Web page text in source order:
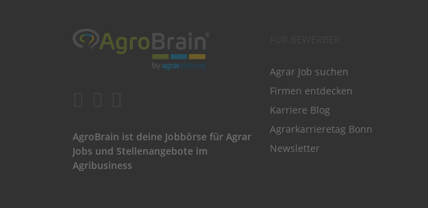
AgroBrain ist deine Jobbörse für Agrar
Jobs und Stellenangebote im
Agribusiness
Agrar Job suchen
Firmen entdecken
Karriere Blog
Agrarkarrieretag Bonn
Newsletter